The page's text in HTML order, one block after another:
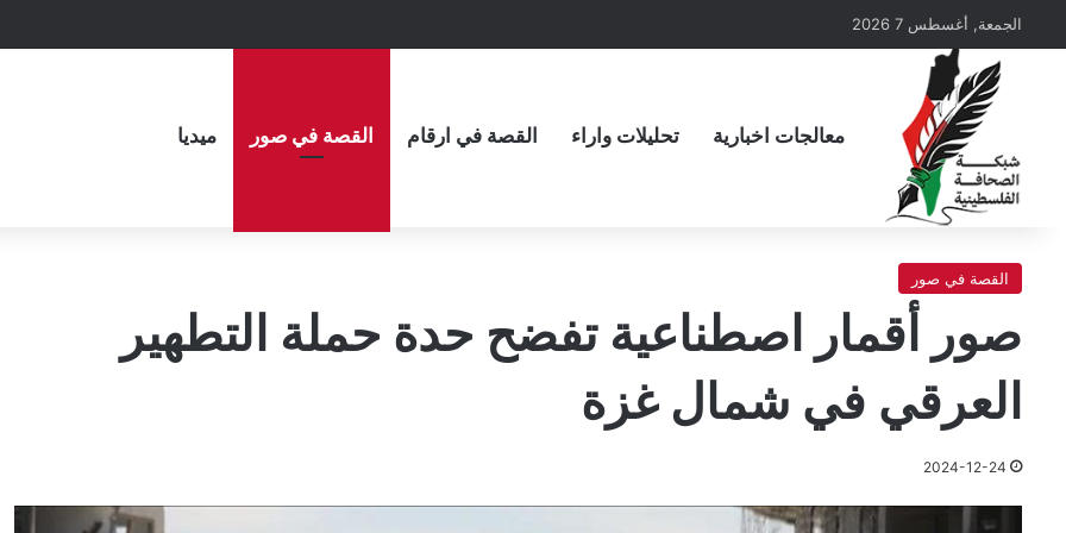
الجمعة, أغسطس 7 2026
معالجات اخبارية تحليلات واراء القصة في ارقام القصة في صور ميديا
القصة في صور
صور أقمار اصطناعية تفضح حدة حملة التطهير
العرقي في شمال غزة
2024-12-24